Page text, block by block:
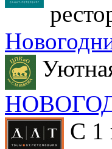
С 1